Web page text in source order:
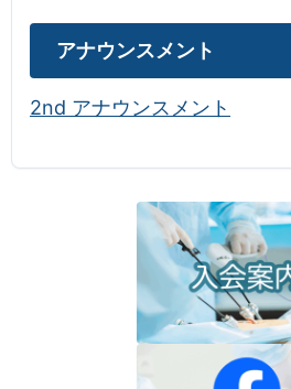
アナウンスメント
2nd アナウンスメント